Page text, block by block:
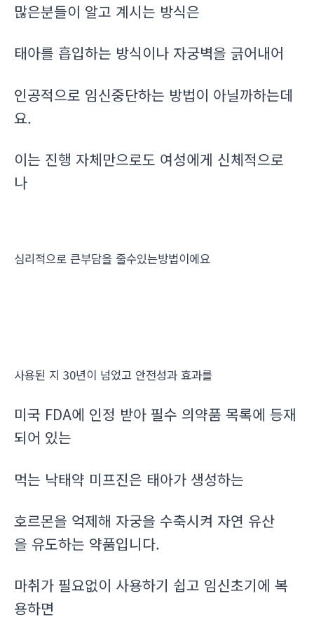
많은분들이 알고 계시는 방식은
태아를 흡입하는 방식이나 자궁벽을 긁어내어
인공적으로 임신중단하는 방법이 아닐까하는데
요.
이는 진행 자체만으로도 여성에게 신체적으로
나
심리적으로 큰부담을 줄수있는방법이에요
사용된 지 30년이 넘었고 안전성과 효과를
미국 FDA에 인정 받아 필수 의약품 목록에 등재
되어 있는
먹는 낙태약 미프진은 태아가 생성하는
호르몬을 억제해 자궁을 수축시켜 자연 유산
을 유도하는 약품입니다.
마취가 필요없이 사용하기 쉽고 임신초기에 복
용하면